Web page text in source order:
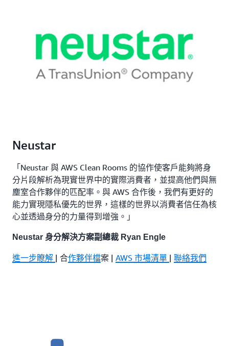
Neustar
「Neustar 與 AWS Clean Rooms 的協作使客戶能夠將身
分片段解析為現實世界中的實際消費者，並提高他們與無
塵室合作夥伴的匹配率。與 AWS 合作後，我們有更好的
能力實現隱私優先的世界，這樣的世界以消費者信任為核
心並透過身分的力量得到增強。」
Neustar 身分解決方案副總裁 Ryan Engle
進一步瞭解 | 合作夥伴檔案 | AWS 市場清單 | 聯絡我們